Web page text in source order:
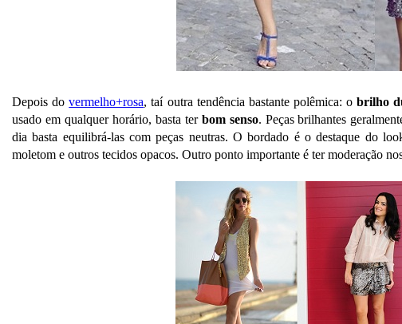
Depois dovermelho+rosa, taí outra tendência bastante polêmica: obrilho
usado em qualquer horário, basta ter bom senso. Peças brilhantes
dia basta equilibrá-las com peças neutras. O bordado é o destaque do
moletom e outros tecidos opacos. Outro ponto importante é ter moderação